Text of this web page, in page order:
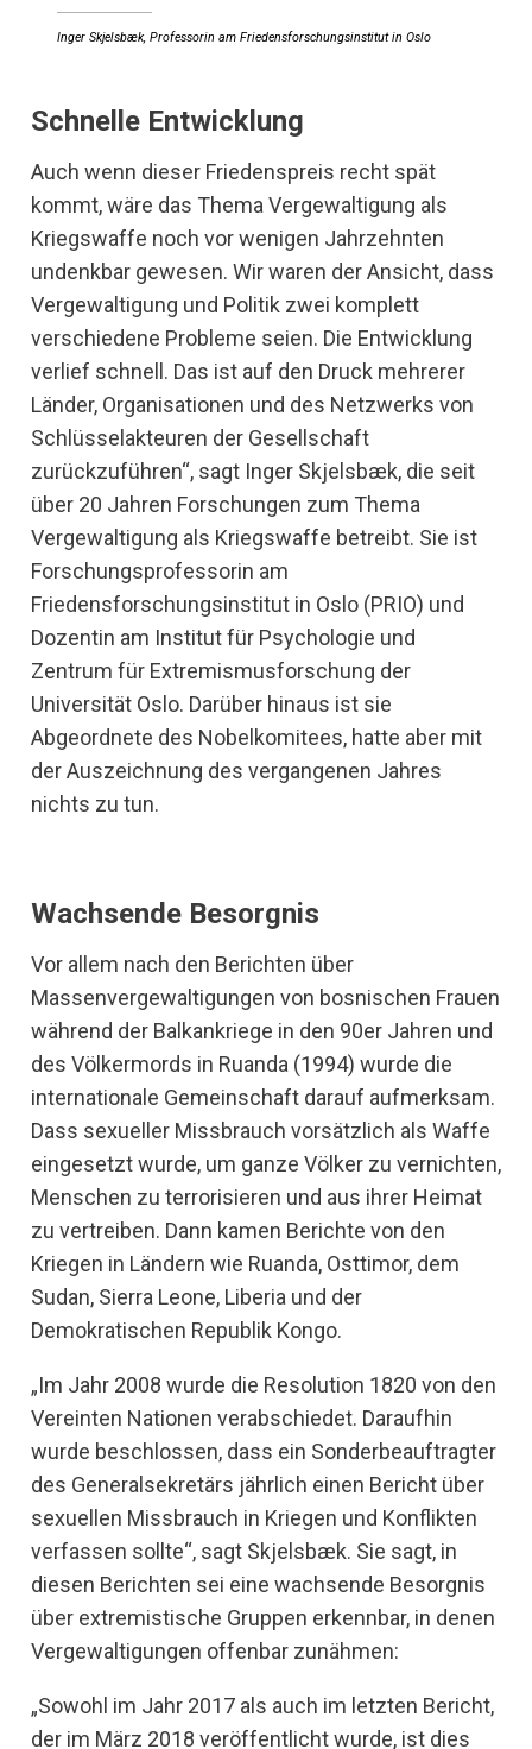
Inger Skjelsbæk, Professorin am Friedensforschungsinstitut in Oslo
Schnelle Entwicklung
Auch wenn dieser Friedenspreis recht spät
kommt, wäre das Thema Vergewaltigung als
Kriegswaffe noch vor wenigen Jahrzehnten
undenkbar gewesen. Wir waren der Ansicht, dass
Vergewaltigung und Politik zwei komplett
verschiedene Probleme seien. Die Entwicklung
verlief schnell. Das ist auf den Druck mehrerer
Länder, Organisationen und des Netzwerks von
Schlüsselakteuren der Gesellschaft
zurückzuführen“, sagt Inger Skjelsbæk, die seit
über 20 Jahren Forschungen zum Thema
Vergewaltigung als Kriegswaffe betreibt. Sie ist
Forschungsprofessorin am
Friedensforschungsinstitut in Oslo (PRIO) und
Dozentin am Institut für Psychologie und
Zentrum für Extremismusforschung der
Universität Oslo. Darüber hinaus ist sie
Abgeordnete des Nobelkomitees, hatte aber mit
der Auszeichnung des vergangenen Jahres
nichts zu tun.
Wachsende Besorgnis
Vor allem nach den Berichten über
Massenvergewaltigungen von bosnischen Frauen
während der Balkankriege in den 90er Jahren und
des Völkermords in Ruanda (1994) wurde die
internationale Gemeinschaft darauf aufmerksam.
Dass sexueller Missbrauch vorsätzlich als Waffe
eingesetzt wurde, um ganze Völker zu vernichten,
Menschen zu terrorisieren und aus ihrer Heimat
zu vertreiben. Dann kamen Berichte von den
Kriegen in Ländern wie Ruanda, Osttimor, dem
Sudan, Sierra Leone, Liberia und der
Demokratischen Republik Kongo.
„Im Jahr 2008 wurde die Resolution 1820 von den
Vereinten Nationen verabschiedet. Daraufhin
wurde beschlossen, dass ein Sonderbeauftragter
des Generalsekretärs jährlich einen Bericht über
sexuellen Missbrauch in Kriegen und Konflikten
verfassen sollte“, sagt Skjelsbæk. Sie sagt, in
diesen Berichten sei eine wachsende Besorgnis
über extremistische Gruppen erkennbar, in denen
Vergewaltigungen offenbar zunähmen:
„Sowohl im Jahr 2017 als auch im letzten Bericht,
der im März 2018 veröffentlicht wurde, ist dies